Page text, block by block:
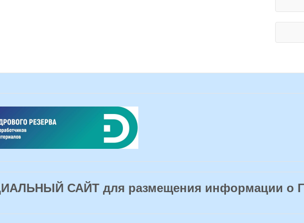
САЙТ для размещения информации о